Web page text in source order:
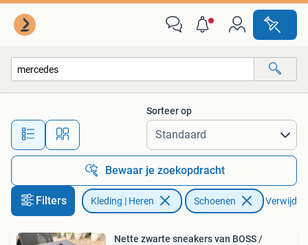
Alle afstanden…
Sorteer op
Bewaar je zoekopdracht
Filters Kleding | Heren Schoenen Verwijder
Nette zwarte sneakers van BOSS /